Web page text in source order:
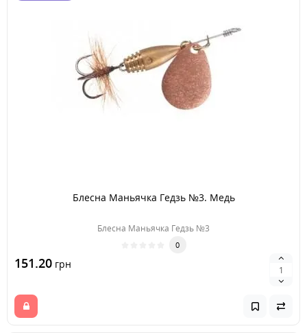
Блесна Маньячка Гедзь №3. Медь
Блесна Маньячка Гедзь №3
0
151.20 грн